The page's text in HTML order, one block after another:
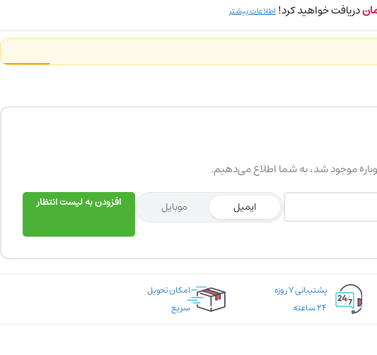
دریافت خواهید کرد! اطلاعات بیشتر
موجود شد، به شما اطلاع می‌دهیم.
ایمیل موبایل افزودن به لیست انتظار
پشتیبانی ۷ روزه
۲۴ ساعته
امکان تحویل
سریع